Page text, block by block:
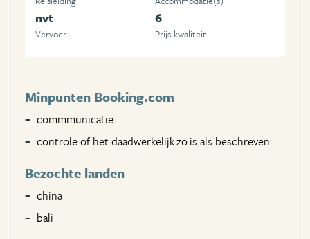
nvt
Vervoer
6
Prijs-kwaliteit
Minpunten Booking.com
commmunicatie
controle of het daadwerkelijk.zo.is als beschreven.
Bezochte landen
china
bali